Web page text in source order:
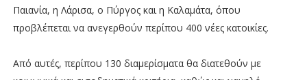
Παιανία, η Λάρισα, ο Πύργος και η Καλαμάτα, όπου
προβλέπεται να ανεγερθούν περίπου 400 νέες κατοικίες.
Από αυτές, περίπου 130 διαμερίσματα θα διατεθούν με